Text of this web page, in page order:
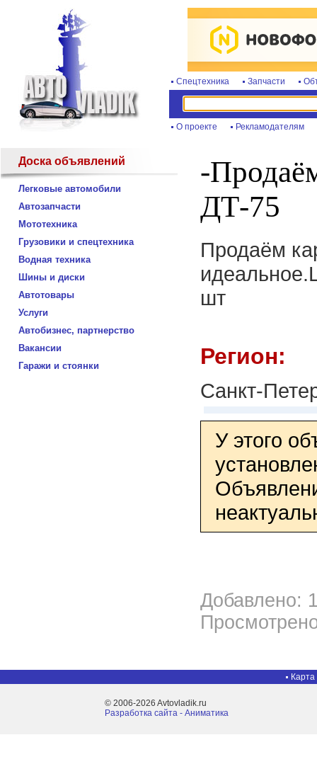
Спецтехника Запчасти
О проекте Рекламодателям
Доска объявлений
Легковые автомобили
Автозапчасти
Мототехника
Грузовики и спецтехника
Водная техника
Шины и диски
Автотовары
Услуги
Автобизнес, партнерство
Вакансии
Гаражи и стоянки
-
ДТ-75
Продаём
шт
Регион:
Санкт-
У этого
Добавлено:
Карта
© 2006-2026 Avtovladik.ru
Разработка сайта - Aниматика